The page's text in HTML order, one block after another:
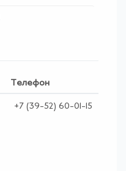
Телефон
+7 (39-52) 60-01-15